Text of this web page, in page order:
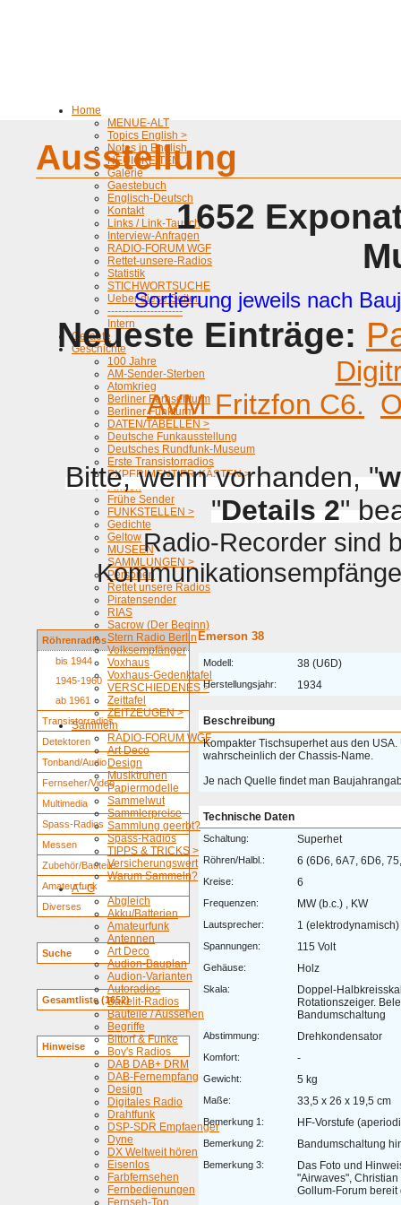
Home
MENUE-ALT
Topics English >
Notes in English
NEUIGKEITEN
Galerie
Gaestebuch
Englisch-Deutsch
Kontakt
Links / Link-Tausch
Interview-Anfragen
RADIO-FORUM WGF
Rettet-unsere-Radios
Statistik
STICHWORTSUCHE
Ueber diese Seiten
---------------------
Intern
Geraete
Geschichte
100 Jahre
AM-Sender-Sterben
Atomkrieg
Berliner Fernsehturm
Berliner Funkturm
DATEN/TABELLEN >
Deutsche Funkausstellung
Deutsches Rundfunk-Museum
Erste Transistorradios
EXPERIMENTIER-KÄSTEN >
Firmen
Frühe Sender
FUNKSTELLEN >
Gedichte
Geltow
MUSEEN
SAMMLUNGEN >
Personen
Rettet unsere Radios
Piratensender
RIAS
Sacrow (Der Beginn)
Stern Radio Berlin
Volksempfänger
Voxhaus
Voxhaus-Gedenktafel
VERSCHIEDENES >
Zeittafel
ZEITZEUGEN >
Sammeln
RADIO-FORUM WGF
Art Deco
Design
Musiktruhen
Papiermodelle
Sammelwut
Sammlerpreise
Sammlung geerbt?
Spass-Radios
TIPPS & TRICKS >
Versicherungswert
Warum Sammeln?
A - G
Abgleich
Akku/Batterien
Amateurfunk
Antennen
Art Deco
Audion-Bauplan
Audion-Varianten
Autoradios
Bakelit-Radios
Bauteile / Aussehen
Begriffe
Bittorf & Funke
Boy's Radios
DAB DAB+ DRM
DAB-Fernempfang
Design
Digitales Radio
Drahtfunk
DSP-SDR Empfaenger
Dyne
DX Weltweit hören
Eisenlos
Farbfernsehen
Fernbedienungen
Fernseh-Ton
Ausstellung
1652
Sortierung jeweils nach
Neueste Einträge:
AVM Fritzfon C6.
Bitte, wenn vorhanden, "
"Details 2"
Radio-Recorder sind
Röhrenradios
bis 1944
1945-1960
ab 1961
Transistorradios
Detektoren
Tonband/Audio
Fernseher/Video
Multimedia
Spass-Radios
Messen
Zubehör/Bauteile
Amateurfunk
Diverses
Suche
Gesamtliste (1652)
Hinweise
Emerson 38
Modell: 38 (U6D)
Herstellungsjahr: 1934
Beschreibung
Kompakter Tischsuperhet aus den USA.
wahrscheinlich der Chassis-Name.
Je nach Quelle findet man
Technische Daten
Schaltung: Superhet
Röhren/Halbl.: 6 (6D6, 6A7, 6D6,
Kreise: 6
Frequenzen: MW (b.c.) , KW
Lautsprecher: 1 (elektrodynamisch)
Spannungen: 115 Volt
Gehäuse: Holz
Skala:
Doppel-
Rotationszeiger.
Bandumschaltung
Abstimmung: Drehkondensator
Komfort: -
Gewicht: 5 kg
Maße: 33,5 x 26 x 19,5 cm
Bemerkung 1: HF-Vorstufe
Bemerkung 2: Bandumschaltung
Bemerkung 3:
Das Foto und
"Airwaves",
Gollum-Forum bereit